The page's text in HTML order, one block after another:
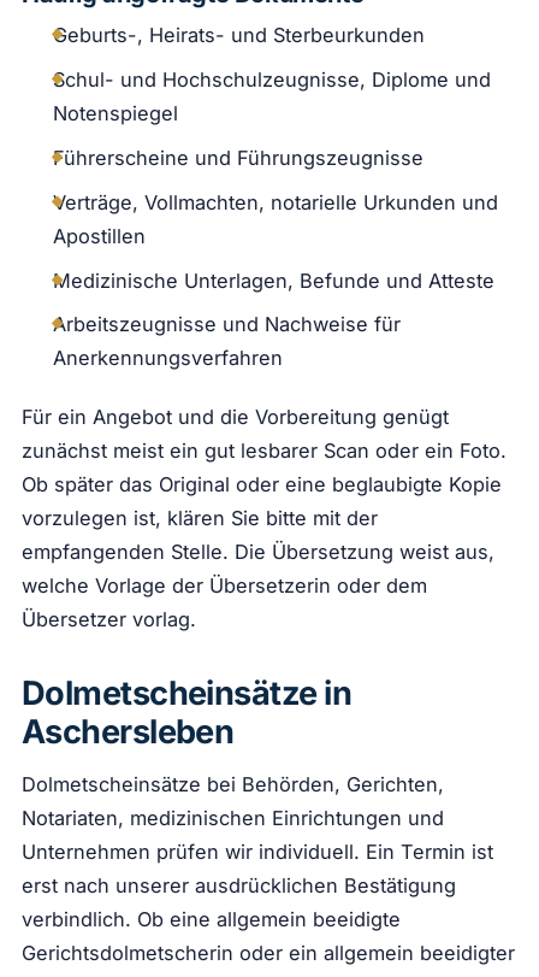
Geburts-, Heirats- und Sterbeurkunden
Schul- und Hochschulzeugnisse, Diplome und
Notenspiegel
Führerscheine und Führungszeugnisse
Verträge, Vollmachten, notarielle Urkunden und
Apostillen
Medizinische Unterlagen, Befunde und Atteste
Arbeitszeugnisse und Nachweise für
Anerkennungsverfahren
Für ein Angebot und die Vorbereitung genügt
zunächst meist ein gut lesbarer Scan oder ein Foto.
Ob später das Original oder eine beglaubigte Kopie
vorzulegen ist, klären Sie bitte mit der
empfangenden Stelle. Die Übersetzung weist aus,
welche Vorlage der Übersetzerin oder dem
Übersetzer vorlag.
Dolmetscheinsätze in
Aschersleben
Dolmetscheinsätze bei Behörden, Gerichten,
Notariaten, medizinischen Einrichtungen und
Unternehmen prüfen wir individuell. Ein Termin ist
erst nach unserer ausdrücklichen Bestätigung
verbindlich. Ob eine allgemein beeidigte
Gerichtsdolmetscherin oder ein allgemein beeidigter